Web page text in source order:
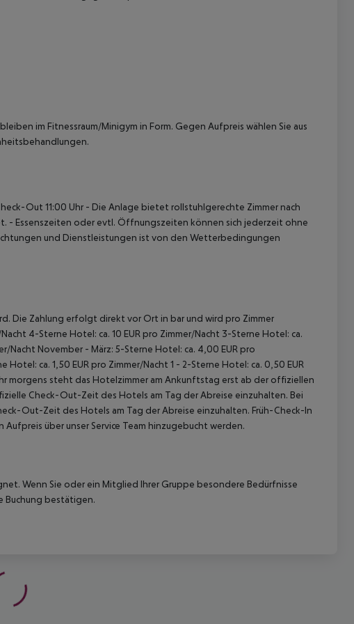
im Fitnessraum/Minigym in Form. Gegen Aufpreis wählen Sie aus
Out 11:00 Uhr - Die Anlage bietet rollstuhlgerechte Zimmer nach
- Essenszeiten oder evtl. Öffnungszeiten können sich jederzeit ohne
und Dienstleistungen ist von den Wetterbedingungen
Die Zahlung erfolgt direkt vor Ort in bar und wird pro Zimmer
4-Sterne Hotel: ca. 10 EUR pro Zimmer/Nacht 3-Sterne Hotel: ca.
Nacht November - März: 5-Sterne Hotel: ca. 4,00 EUR pro
ca. 1,50 EUR pro Zimmer/Nacht 1 - 2-Sterne Hotel: ca. 0,50 EUR
morgens steht das Hotelzimmer am Ankunftstag erst ab der offiziellen
Check-Out-Zeit des Hotels am Tag der Abreise einzuhalten. Bei
Out-Zeit des Hotels am Tag der Abreise einzuhalten. Früh-Check-In
über unser Service Team hinzugebucht werden.
Wenn Sie oder ein Mitglied Ihrer Gruppe besondere Bedürfnisse
Buchung bestätigen.